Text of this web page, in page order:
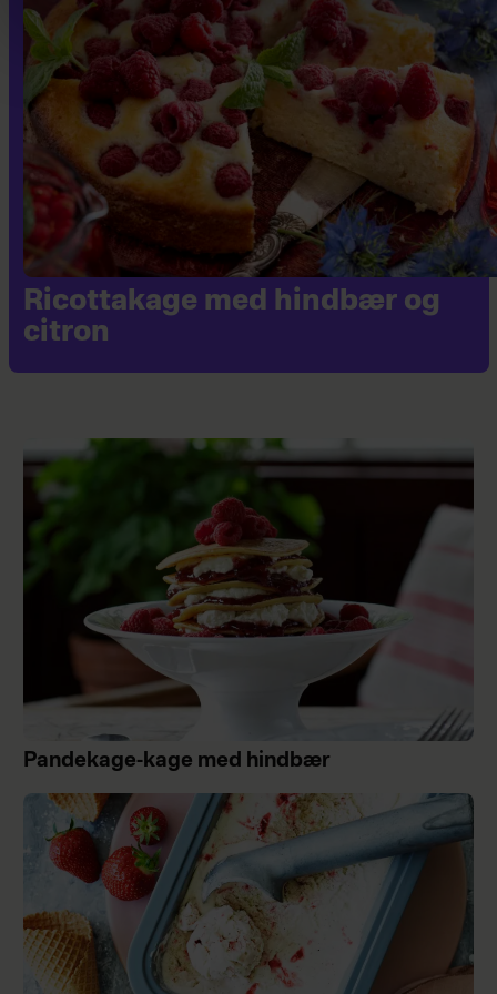
arbejde lidt for sagen, inden man
buser ud med sine inderste
hemmeligheder.
Klejnen er high maintenance – og det
er du også, men det er okay, for er du
først ven med en klejne, så får du SÅ
meget igen.
33-43 - Du er en vaniljekrans
En klassisk og smuk julesmåkage med
har set og forstået skønheden i det
simple. Den bløde vaniljesmag, det
fine knæk, den lækre krumme og ikke
mindst de fint hakkede mandler.
Vaniljekransen er den kølige dronning
af småkagefadet, der ikke behøver at
gøre sig til med krymmel og glasur
for at gøre sig bemærket.
En underspillet og elsket klassiker,
der under den lækre romglasur
gemmer på den skønneste sprøde
krumme og fineste smag af
barndommens jul.
Lige som fedtebrødet går du ikke så
meget op i det ydre, når bare
Ricottakage med hindbær og
citron
Pandekage-kage med hindbær